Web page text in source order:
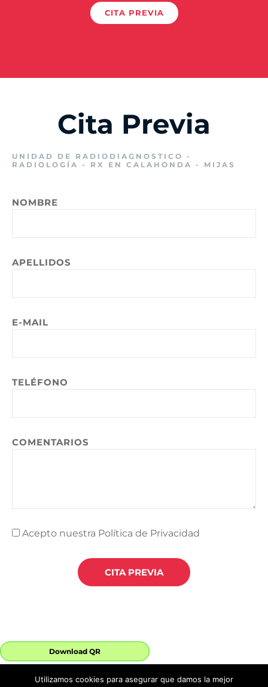
CITA PREVIA
Cita Previa
UNIDAD DE RADIODIAGNOSTICO -
RADIOLOGÍA - RX EN CALAHONDA - MIJAS
NOMBRE
APELLIDOS
E-MAIL
TELÉFONO
COMENTARIOS
Acepto nuestra Política de Privacidad
CITA PREVIA
Download QR
Utilizamos cookies para asegurar que damos la mejor